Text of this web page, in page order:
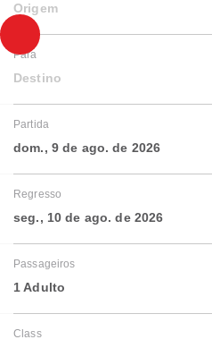
Origem
Para
Destino
Partida
dom., 9 de ago. de 2026
Regresso
seg., 10 de ago. de 2026
Passageiros
1 Adulto
Class